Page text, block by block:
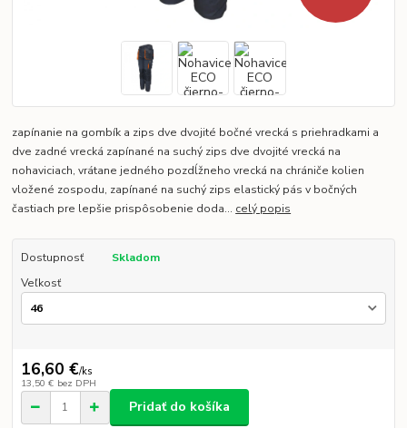
zapínanie na gombík a zips dve dvojité bočné vrecká s priehradkami a
dve zadné vrecká zapínané na suchý zips dve dvojité vrecká na
nohaviciach, vrátane jedného pozdĺžneho vrecká na chrániče kolien
vložené zospodu, zapínané na suchý zips elastický pás v bočných
častiach pre lepšie prispôsobenie doda... celý popis
Dostupnosť
Skladom
Veľkosť
16,60 €/ks
13,50 € bez DPH
Pridať do košíka